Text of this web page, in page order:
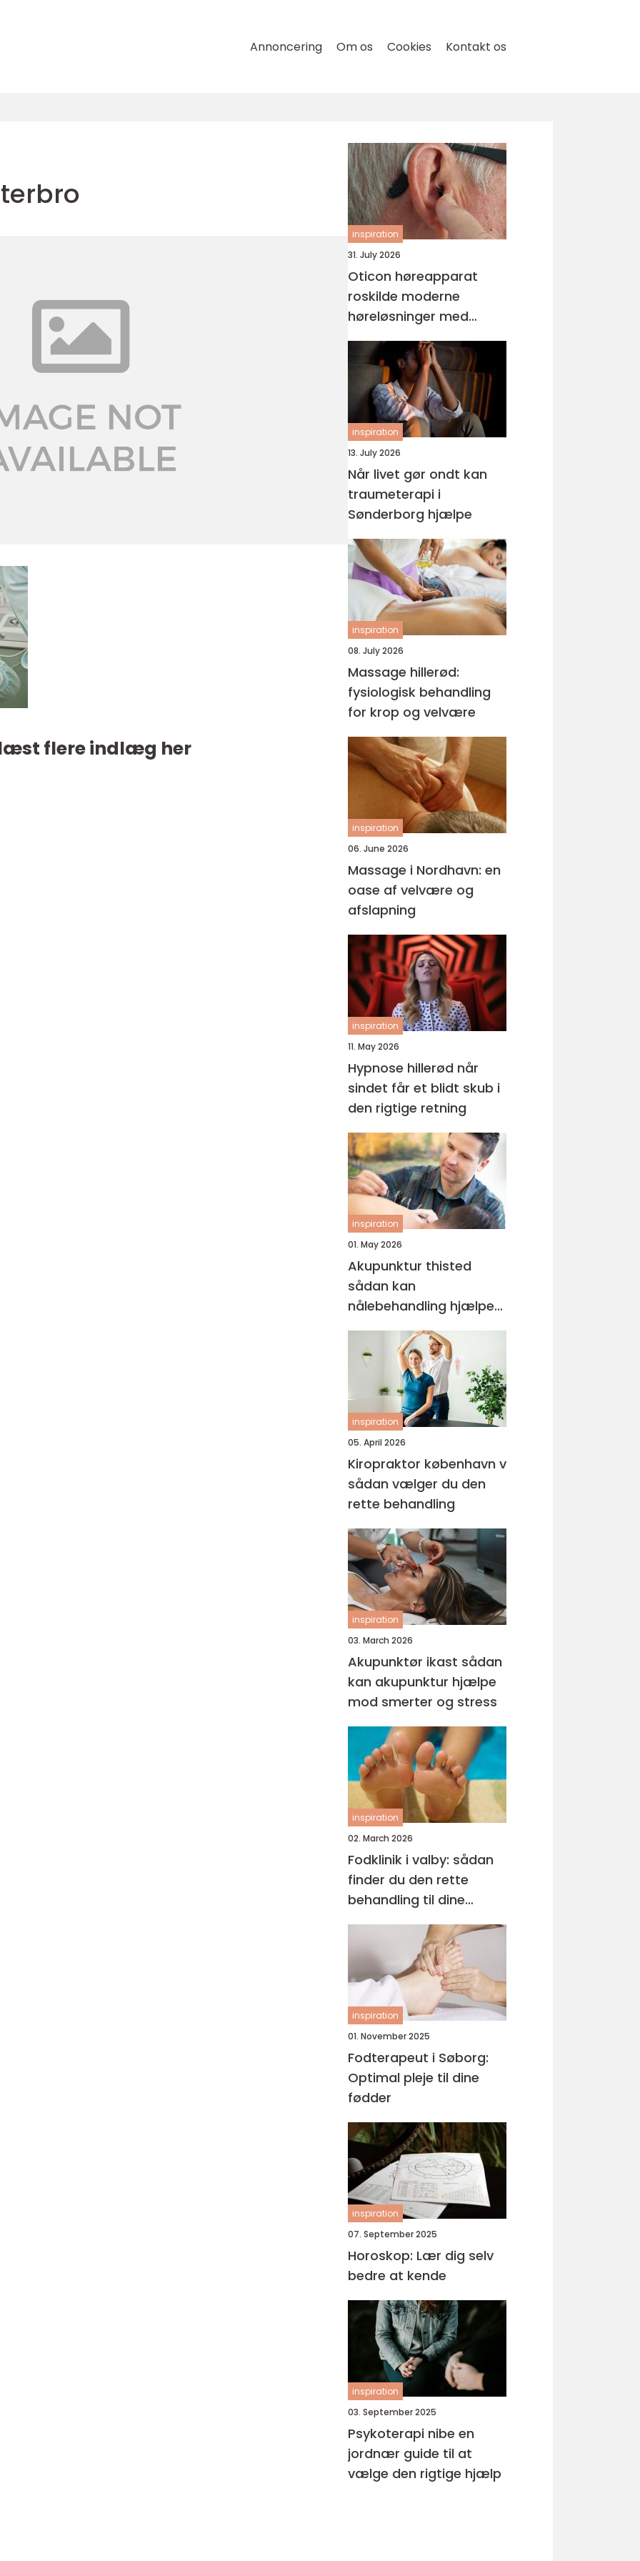
Annoncering Om os Cookies Kontakt os
flere indlæg her
inspiration
31. July 2026
Oticon høreapparat
roskilde moderne
høreløsninger med
fokus på hverdagen
inspiration
13. July 2026
Når livet gør ondt kan
traumeterapi i
Sønderborg hjælpe
inspiration
08. July 2026
Massage hillerød:
fysiologisk behandling
for krop og velvære
inspiration
06. June 2026
Massage i Nordhavn: en
oase af velvære og
afslapning
inspiration
11. May 2026
Hypnose hillerød når
sindet får et blidt skub i
den rigtige retning
inspiration
01. May 2026
Akupunktur thisted
sådan kan
nålebehandling hjælpe
krop og sind
inspiration
05. April 2026
Kiropraktor københavn v
sådan vælger du den
rette behandling
inspiration
03. March 2026
Akupunktør ikast sådan
kan akupunktur hjælpe
mod smerter og stress
inspiration
02. March 2026
Fodklinik i valby: sådan
finder du den rette
behandling til dine
fødder
inspiration
01. November 2025
Fodterapeut i Søborg:
Optimal pleje til dine
fødder
inspiration
07. September 2025
Horoskop: Lær dig selv
bedre at kende
inspiration
03. September 2025
Psykoterapi nibe en
jordnær guide til at
vælge den rigtige hjælp